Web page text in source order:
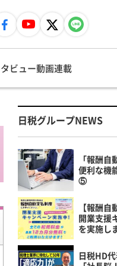
ビュー動画連載
日税グループNEWS
「報酬自
便利な機
⑤
【報酬自
開業支援
を実施し
日税HD